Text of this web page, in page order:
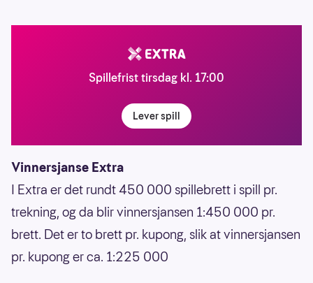
Spillefrist tirsdag kl. 17:00
Lever spill
Vinnersjanse Extra
I Extra er det rundt 450 000 spillebrett i spill pr.
trekning, og da blir vinnersjansen 1:450 000 pr.
brett. Det er to brett pr. kupong, slik at vinnersjansen
pr. kupong er ca. 1:225 000